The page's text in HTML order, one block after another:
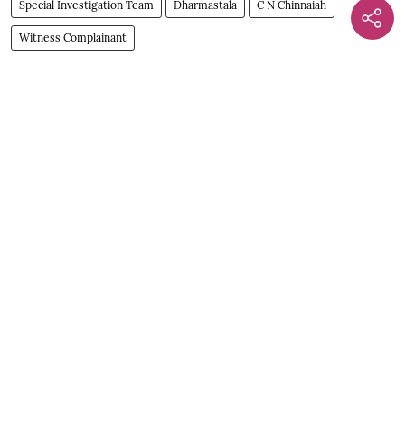
Special Investigation Team Dharmastala C N Chinnaiah
Witness Complainant